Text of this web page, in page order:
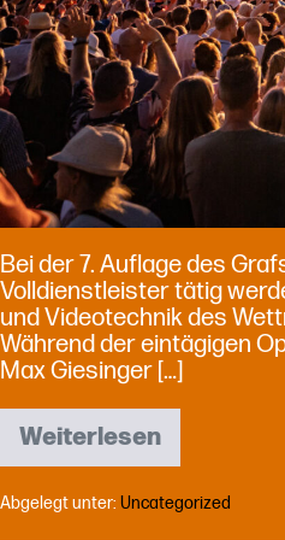
Bei der 7. Auflage des
Volldienstleister tätig
und Videotechnik des
Während der eintägigen
Max Giesinger […]
WeiterlesenGrafschafter
Open
Air
erstmalig
Abgelegt unter: Uncategorized